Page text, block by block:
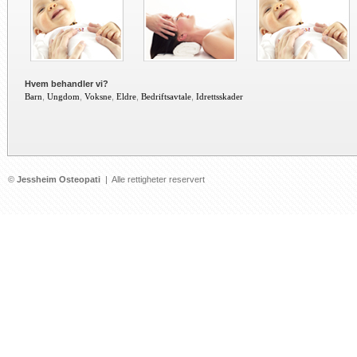
Hvem behandler vi?
Barn Ungdom Voksne Eldre Bedriftsavtale Idrettsskader
© Jessheim Osteopati | Alle rettigheter reservert